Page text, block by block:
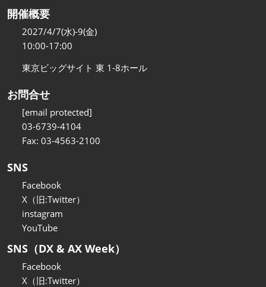
開催概要
2027/4/7(水)-9(金)
10:00-17:00
東京ビッグサイト 東 1-8ホール
お問合せ
[email protected]
03-6739-4104
Fax: 03-4563-2100
SNS
Facebook
X（旧:Twitter）
instagram
YouTube
SNS（DX & AX Week）
Facebook
X（旧:Twitter）